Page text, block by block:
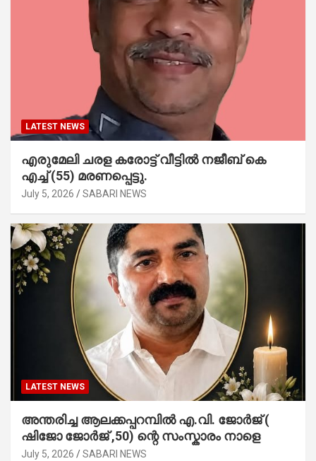
LATEST NEWS
എരുമേലി ചരള കരോട്ട് വീട്ടിൽ നജീബ് കെ
എച്ച് (55) മരണപ്പെട്ടു.
July 5, 2026 SABARI NEWS
LATEST NEWS
അന്തരിച്ച ആ​ല​ക്ക​പ്പ​റമ്പിൽ​ എ.​വി. ജോ​ർ​ജ് (
ഷിജോ ജോർജ് ,50) ന്റെ സംസ്കാരം നാളെ
July 5, 2026 SABARI NEWS